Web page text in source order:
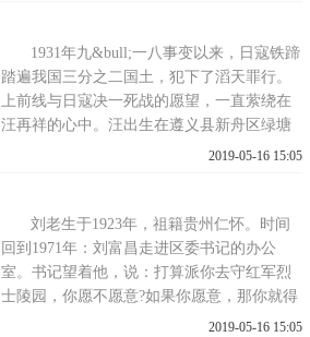
帮助部队搞运输。日本投降后，所在的部队
调到北京、河北。编入
1931年九&bull;一八事变以来，日寇铁蹄
踏遍我国三分之二国土，犯下了滔天罪行。
上前线与日寇决一死战的愿望，一直萦绕在
汪再祥的心中。汪出生在遵义县新舟区绿塘
河一个贫困家庭，家中有4个哥哥，3个姐
绥中，他深知读书来之不易，学习分外努
力，并积极参加学校的各项活动
2019-05-16 15:05
刘老生于1923年，祖籍贵州仁怀。时间
回到1971年：刘富昌走进区委书记的办公
室。书记望着他，说：打算派你去守红军烈
士陵园，你愿不愿意?如果你愿意，那你就得
一直守到你死那天为止。刘富昌想了一下，
2019-05-16 15:05